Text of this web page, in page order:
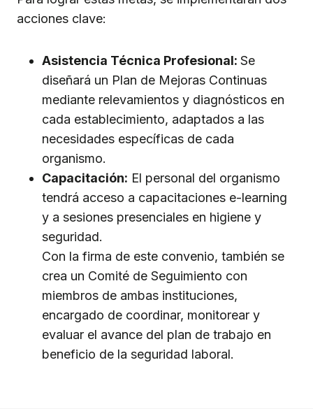
acciones clave:
Asistencia Técnica Profesional: Se
diseñará un Plan de Mejoras Continuas
mediante relevamientos y diagnósticos en
cada establecimiento, adaptados a las
necesidades específicas de cada
organismo.
Capacitación: El personal del organismo
tendrá acceso a capacitaciones e-learning
y a sesiones presenciales en higiene y
seguridad.
Con la firma de este convenio, también se
crea un Comité de Seguimiento con
miembros de ambas instituciones,
encargado de coordinar, monitorear y
evaluar el avance del plan de trabajo en
beneficio de la seguridad laboral.